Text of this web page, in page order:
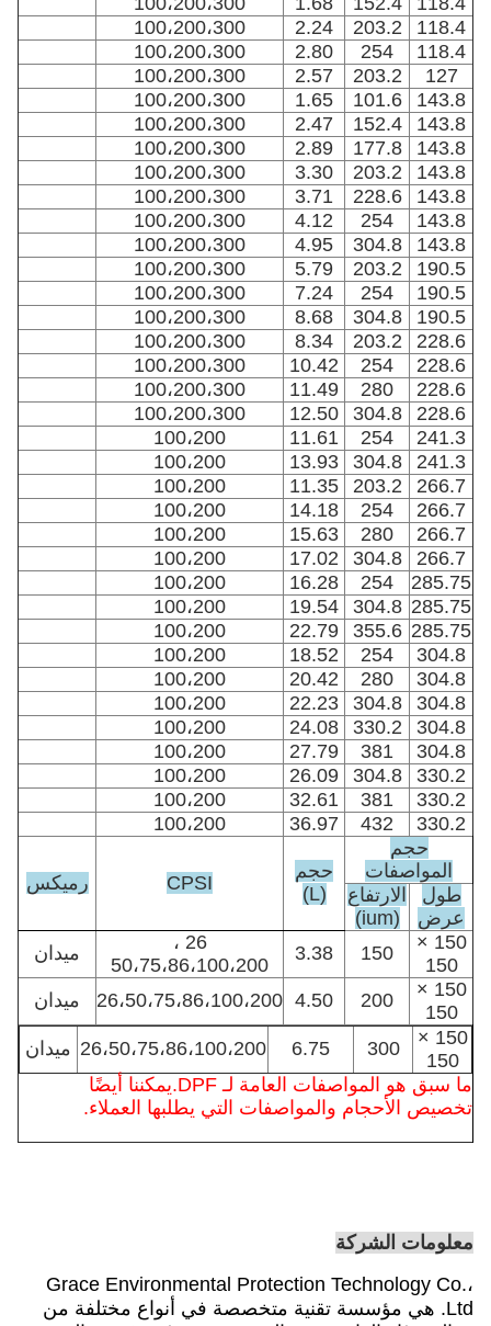
118.4
203.2
2.24
100،200،300
118.4
254
2.80
100،200،300
127
203.2
2.57
100،200،300
143.8
101.6
1.65
100،200،300
143.8
152.4
2.47
100،200،300
143.8
177.8
2.89
100،200،300
143.8
203.2
3.30
100،200،300
143.8
228.6
3.71
100،200،300
143.8
254
4.12
100،200،300
143.8
304.8
4.95
100،200،300
190.5
203.2
5.79
100،200،300
190.5
254
7.24
100،200،300
190.5
304.8
8.68
100،200،300
228.6
203.2
8.34
100،200،300
228.6
254
10.42
100،200،300
228.6
280
11.49
100،200،300
228.6
304.8
12.50
100،200،300
241.3
254
11.61
100،200
241.3
304.8
13.93
100،200
266.7
203.2
11.35
100،200
266.7
254
14.18
100،200
266.7
280
15.63
100،200
266.7
304.8
17.02
100،200
285.75
254
16.28
100،200
285.75
304.8
19.54
100،200
285.75
355.6
22.79
100،200
304.8
254
18.52
100،200
304.8
280
20.42
100،200
304.8
304.8
22.23
100،200
304.8
330.2
24.08
100،200
304.8
381
27.79
100،200
330.2
304.8
26.09
100،200
330.2
381
32.61
100،200
330.2
432
36.97
100،200
حجم
المواصفات
حجم
CPSI رميكس
طول
عرض
الارتفاع
150 ×
150
150
3.38
26 ،
50،75،86،100،200
ميدان
150 ×
150
200
4.50 26،50،75،86،100،200
ميدان
150 ×
150
300
6.75 26،50،75،86،100،200
ميدان
ما سبق هو المواصفات العامة لـ DPF.يمكننا أيضًا
تخصيص الأحجام والمواصفات التي يطلبها العملاء.
معلومات الشركة
Grace Environmental Protection Technology Co.،
Ltd. هي مؤسسة تقنية متخصصة في أنواع مختلفة من